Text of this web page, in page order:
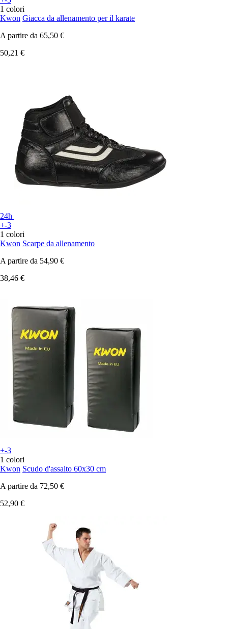
1 colori
Kwon Giacca da allenamento per il karate
A partire da 65,50 €
50,21 €
24h
+-3
1 colori
Kwon Scarpe da allenamento
A partire da 54,90 €
38,46 €
+-3
1 colori
Kwon Scudo d'assalto 60x30 cm
A partire da 72,50 €
52,90 €